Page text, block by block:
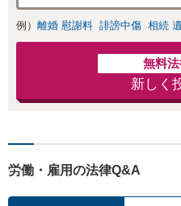
例） 離婚 慰謝料 誹謗中傷 相続
無料
新しく
労働・雇用の法律Q&A